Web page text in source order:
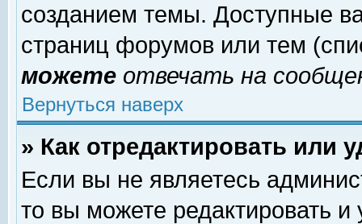
созданием темы. Доступные
страниц форумов или тем
можете отвечать на
Вернуться наверх
» Как отредактировать или
Если вы не являетесь
то вы можете редактировать и